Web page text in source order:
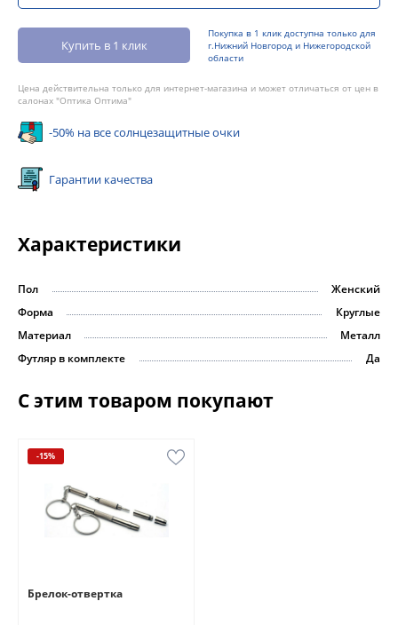
Купить в 1 клик
Покупка в 1 клик доступна только для
г.Нижний Новгород и Нижегородской
области
Цена действительна только для интернет-магазина и может отличаться от цен в
салонах "Оптика Оптима"
-50% на все солнцезащитные очки
Гарантии качества
Характеристики
Пол
Женский
Форма
Круглые
Материал
Металл
Футляр в комплекте
Да
С этим товаром покупают
-15%
Брелок-отвертка